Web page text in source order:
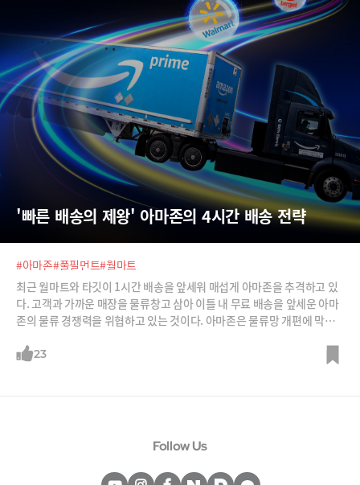
'빠른 배송의 제왕' 아마존의 4시간 배송 전략
#아마존#풀필먼트#월마트
최근 월마트와 타깃이 1시간 배송을 앞세워 매섭게 아마존을 추격하고 있
다. 고객과 가까운 매장을 물류창고 삼아 이틀 내 무료 배송을 앞세운 아마
존의 물류 경쟁력을 위협하고 있는 것이다. 아마존은 물류망 개편에 막대
제왕이라는 타이틀을 수성하기 위한 아마존의 물류 전략을 소개한다.
23
Follow Us